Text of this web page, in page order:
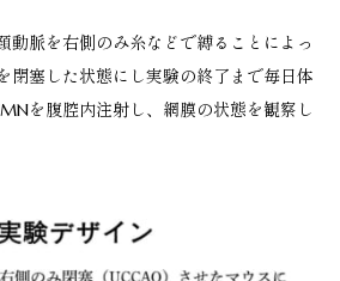
動脈を右側のみ糸などで縛ることによっ
閉塞した状態にし実験の終了まで毎日体
を腹腔内注射し、網膜の状態を観察し